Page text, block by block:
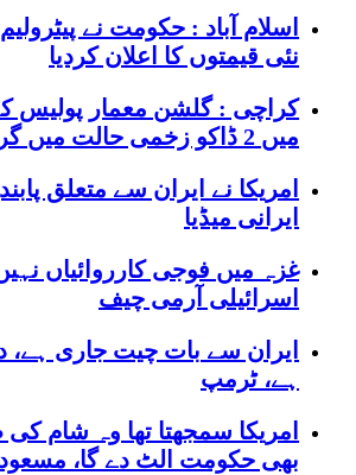
اسلام آباد : حکومت نے
نئی قیمتوں کا اعلان کردیا
کراچی : گلشن معمار پولیس
میں 2 ڈاکو زخمی حالت میں گرفتار
امریکا نے ایران سے متعلق
ایرانی میڈیا
غزہ میں فوجی کارروائیاں
اسرائیلی آرمی چیف
ایران سے بات چیت جاری ہے،
ہے، ٹرمپ
امریکا سمجھتا تھا وہ شام
بھی حکومت الٹ دے گا،